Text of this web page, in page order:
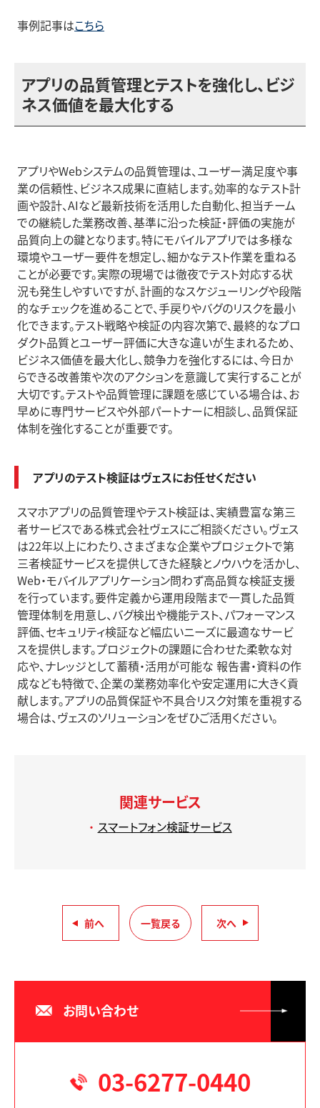
事例記事はこちら
アプリの品質管理とテストを強化し、ビジ
ネス価値を最大化する
アプリやWebシステムの品質管理は、ユーザー満足度や事
業の信頼性、ビジネス成果に直結します。効率的なテスト計
画や設計、AIなど最新技術を活用した自動化、担当チーム
での継続した業務改善、基準に沿った検証・評価の実施が
品質向上の鍵となります。特にモバイルアプリでは多様な
環境やユーザー要件を想定し、細かなテスト作業を重ねる
ことが必要です。実際の現場では徹夜でテスト対応する状
況も発生しやすいですが、計画的なスケジューリングや段階
的なチェックを進めることで、手戻りやバグのリスクを最小
化できます。テスト戦略や検証の内容次第で、最終的なプロ
ダクト品質とユーザー評価に大きな違いが生まれるため、
ビジネス価値を最大化し、競争力を強化するには、今日か
らできる改善策や次のアクションを意識して実行することが
大切です。テストや品質管理に課題を感じている場合は、お
早めに専門サービスや外部パートナーに相談し、品質保証
体制を強化することが重要です。
アプリのテスト検証はヴェスにお任せください
スマホアプリの品質管理やテスト検証は、実績豊富な第三
者サービスである株式会社ヴェスにご相談ください。ヴェス
は22年以上にわたり、さまざまな企業やプロジェクトで第
三者検証サービスを提供してきた経験とノウハウを活かし、
Web・モバイルアプリケーション問わず高品質な検証支援
を行っています。要件定義から運用段階まで一貫した品質
管理体制を用意し、バグ検出や機能テスト、パフォーマンス
評価、セキュリティ検証など幅広いニーズに最適なサービ
スを提供します。プロジェクトの課題に合わせた柔軟な対
応や、ナレッジとして蓄積・活用が可能な 報告書・資料の作
成なども特徴で、企業の業務効率化や安定運用に大きく貢
献します。アプリの品質保証や不具合リスク対策を重視する
場合は、ヴェスのソリューションをぜひご活用ください。
関連サービス
スマートフォン検証サービス
前へ 一覧戻る 次へ
お問い合わせ
03-6277-0440